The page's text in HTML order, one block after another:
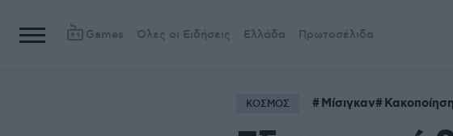
Games Όλες οι Ειδήσεις Ελλάδα Πρωτοσέλιδα
ΚΟΣΜΟΣ Μίσιγκαν Κακοποίηση